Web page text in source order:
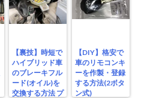
【裏技】時短で
ハイブリッド車
のブレーキフル
ード(オイル)を
交換する方法 プ
【DIY】格安で
車のリモコンキ
ーを作製・登録
する方法(2ボタ
ン式)